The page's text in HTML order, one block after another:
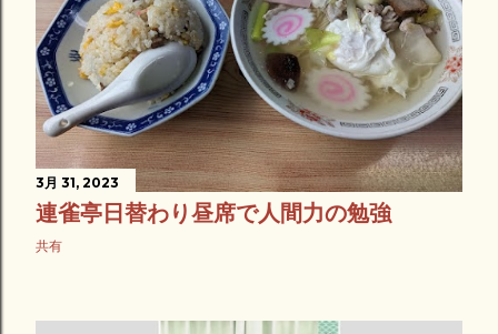
3月 31, 2023
連雀亭日替わり昼席で人間力の勉強
共有